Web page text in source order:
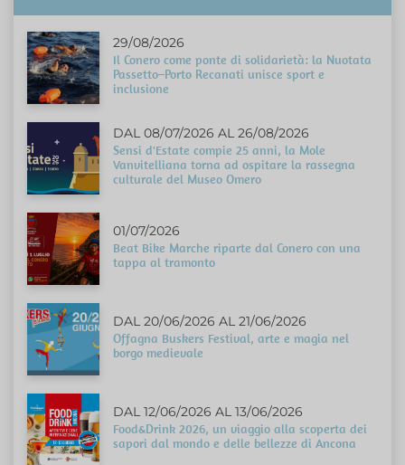
29/08/2026
Il Conero come ponte di solidarietà: la Nuotata
Passetto–Porto Recanati unisce sport e
inclusione
DAL 08/07/2026 AL 26/08/2026
Sensi d'Estate compie 25 anni, la Mole
Vanvitelliana torna ad ospitare la rassegna
culturale del Museo Omero
01/07/2026
Beat Bike Marche riparte dal Conero con una
tappa al tramonto
DAL 20/06/2026 AL 21/06/2026
Offagna Buskers Festival, arte e magia nel
borgo medievale
DAL 12/06/2026 AL 13/06/2026
Food&Drink 2026, un viaggio alla scoperta dei
sapori dal mondo e delle bellezze di Ancona